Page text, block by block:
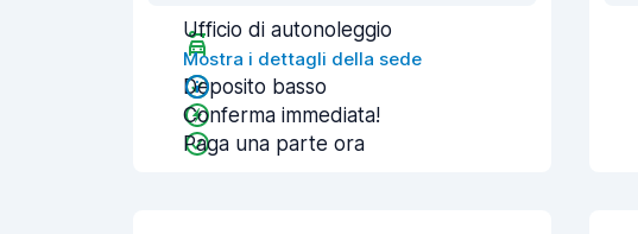
Ufficio di autonoleggio
Mostra i dettagli della sede
Deposito basso
Conferma immediata!
Paga una parte ora